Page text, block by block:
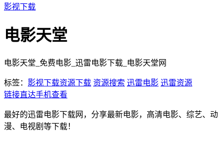
影视下载
电影天堂
电影天堂_免费电影_迅雷电影下载_电影天堂网
标签： 影视下载资源下载 资源搜索 迅雷电影 迅雷资源
链接直达手机查看
最好的迅雷电影下载网，分享最新电影，高清电影、综艺、动
漫、电视剧等下载！